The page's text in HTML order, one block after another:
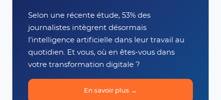
Selon une récente étude, 53% des
journalistes intègrent désormais
l’intelligence artificielle dans leur travail au
quotidien. Et vous, où en êtes-vous dans
votre transformation digitale ?
En savoir plus →